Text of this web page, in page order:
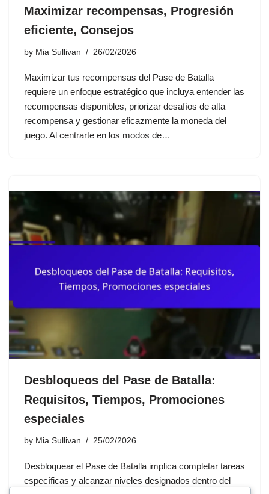
Maximizar recompensas, Progresión
eficiente, Consejos
by Mia Sullivan 26/02/2026
Maximizar tus recompensas del Pase de Batalla
requiere un enfoque estratégico que incluya entender las
recompensas disponibles, priorizar desafíos de alta
recompensa y gestionar eficazmente la moneda del
juego. Al centrarte en los modos de…
Desbloqueos del Pase de Batalla:
Requisitos, Tiempos, Promociones
especiales
by Mia Sullivan 25/02/2026
Desbloquear el Pase de Batalla implica completar tareas
específicas y alcanzar niveles designados dentro del